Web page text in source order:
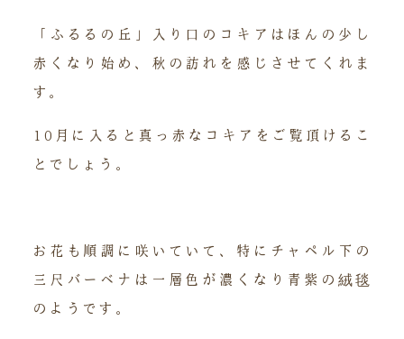
「ふるるの丘」入り口のコキアはほんの少し
赤くなり始め、秋の訪れを感じさせてくれま
す。
10月に入ると真っ赤なコキアをご覧頂けるこ
とでしょう。
お花も順調に咲いていて、特にチャペル下の
三尺バーベナは一層色が濃くなり青紫の絨毯
のようです。